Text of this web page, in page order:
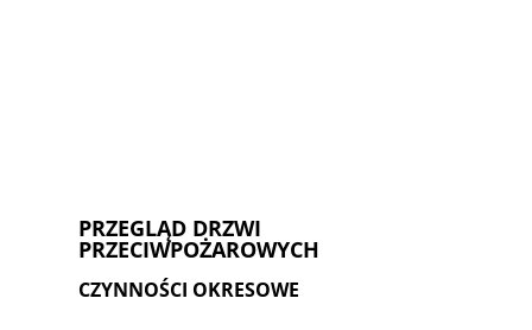
PRZEGLĄD DRZWI
PRZECIWPOŻAROWYCH
CZYNNOŚCI OKRESOWE